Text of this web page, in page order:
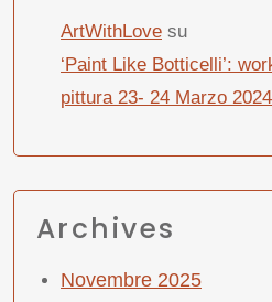
ArtWithLove su
‘Paint Like Botticelli’:
pittura 23- 24 Marzo 2024
Archives
Novembre 2025